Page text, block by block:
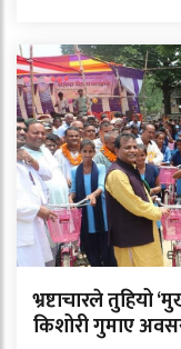
भ्रष्टाचारले तुहियो
किशोरी गुमाए